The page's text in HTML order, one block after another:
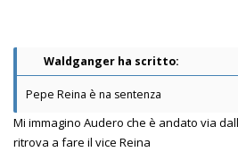
Waldganger ha scritto:
Pepe Reina è na sentenza
Mi immagino Audero che è andato via
ritrova a fare il vice Reina